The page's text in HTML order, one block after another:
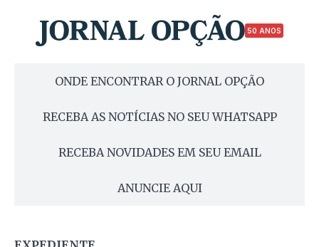
50 ANOS
ONDE ENCONTRAR O JORNAL OPÇÃO
RECEBA AS NOTÍCIAS NO SEU WHATSAPP
RECEBA NOVIDADES EM SEU EMAIL
ANUNCIE AQUI